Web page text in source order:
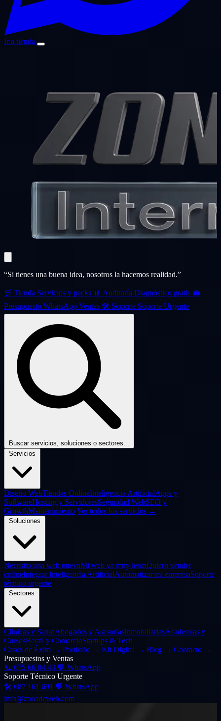
Ir a tienda
“Si tienes una buena idea, nosotros la hacemos realidad.”
🛒 Tienda Servicios y packs 📊 Auditoría Diagnóstico gratis 💼
Presupuesto WhatsApp Ventas 🛠️ Soporte Soporte Urgente
Buscar servicios, soluciones o sectores...
Servicios
Diseño WebTiendas OnlineInteligencia ArtificialApps y
SoftwareHosting y ServidoresSeguridad WebSEO y
GrowthMantenimiento Ver todos los servicios →
Soluciones
Necesito una web nuevaMi web va muy lentaQuiero vender
onlineIntegrar Inteligencia ArtificialAutomatizar mi empresaSoporte
técnico urgente
Sectores
Clínicas y SaludAbogados y AsesoríasInmobiliariasAcademias y
CursosRetail y ComercioStartups & Tech
Casos de Éxito → Portfolio → Kit Digital → Blog → Contacto →
Presupuestos y Ventas
📞 675 66 04 43 💬 WhatsApp
Soporte Técnico Urgente
🛠️ 687 161 691 💬 WhatsApp
info@zonadeweb.com